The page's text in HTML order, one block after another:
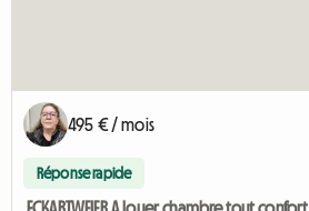
495 € / mois
Réponse rapide